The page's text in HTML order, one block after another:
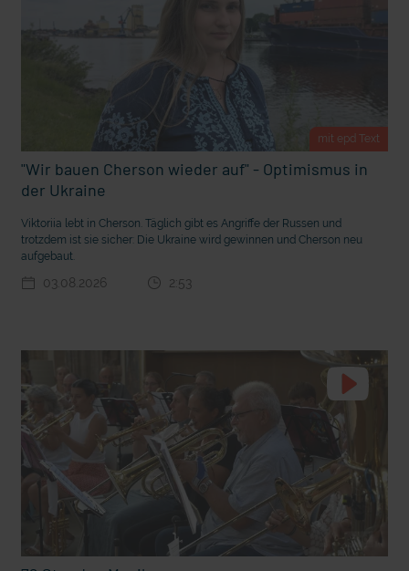
Ostern erleben wie vor 2000 Jahren in Jerusalem
deutsche Sprache? Vorhang auf für Kinderzirkus Giovanni
mit epd Text
"Wir bauen Cherson wieder auf" - Optimismus in
der Ukraine
Viktoriia lebt in Cherson. Täglich gibt es Angriffe der Russen und
trotzdem ist sie sicher: Die Ukraine wird gewinnen und Cherson neu
aufgebaut.
03.08.2026 2:53